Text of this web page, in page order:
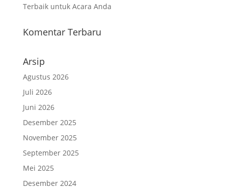
Terbaik untuk Acara Anda
Komentar Terbaru
Arsip
Agustus 2026
Juli 2026
Juni 2026
Desember 2025
November 2025
September 2025
Mei 2025
Desember 2024